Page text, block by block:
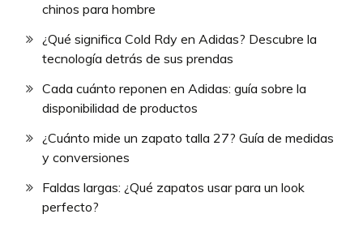
chinos para hombre
¿Qué significa Cold Rdy en Adidas? Descubre la
tecnología detrás de sus prendas
Cada cuánto reponen en Adidas: guía sobre la
disponibilidad de productos
¿Cuánto mide un zapato talla 27? Guía de medidas
y conversiones
Faldas largas: ¿Qué zapatos usar para un look
perfecto?